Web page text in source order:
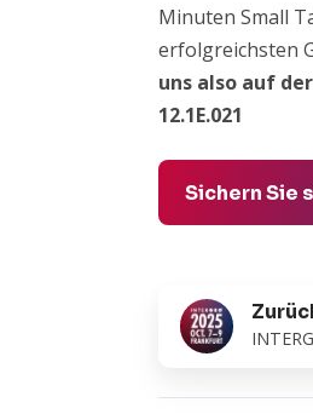
Minuten Small
erfolgreichsten
uns also auf
12.1E.021
Sichern Sie
Zurück
zur